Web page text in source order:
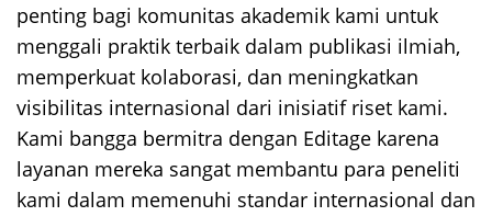
penting bagi komunitas akademik kami untuk
menggali praktik terbaik dalam publikasi ilmiah,
memperkuat kolaborasi, dan meningkatkan
visibilitas internasional dari inisiatif riset kami.
Kami bangga bermitra dengan Editage karena
layanan mereka sangat membantu para peneliti
kami dalam memenuhi standar internasional dan